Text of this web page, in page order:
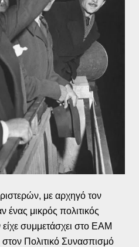
με αρχηγό τον
ένας μικρός πολιτικός
συμμετάσχει στο ΕΑΜ
Πολιτικό Συνασπισμό